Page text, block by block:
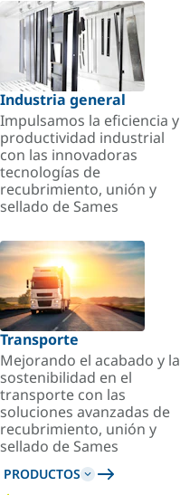
Industria general
Impulsamos la eficiencia y
productividad industrial
con las innovadoras
tecnologías de
recubrimiento, unión y
sellado de Sames
Transporte
Mejorando el acabado y la
sostenibilidad en el
transporte con las
soluciones avanzadas de
recubrimiento, unión y
sellado de Sames
PRODUCTOS